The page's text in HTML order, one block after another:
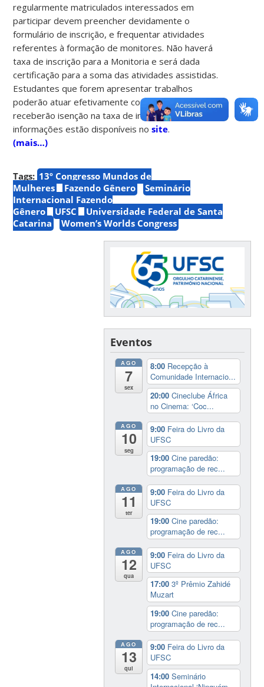
regularmente matriculados interessados em
participar devem preencher devidamente o
formulário de inscrição, e frequentar atividades
referentes à formação de monitores. Não haverá
taxa de inscrição para a Monitoria e será dada
certificação para a soma das atividades assistidas.
Estudantes que forem apresentar trabalhos
poderão atuar efetivamente como monitores, e
receberão isenção na taxa de inscrição. Mais
informações estão disponíveis nosite.
(mais…)
Tags: 13º Congresso Mundos de
Mulheres
Fazendo Gênero
Seminário
Internacional Fazendo
Gênero
UFSC
Universidade Federal de Santa
Catarina
Women’s Worlds Congress
Eventos
AGO
7
sex
8:00 Recepção à
Comunidade Internacio...
20:00Cineclube África
no Cinema: ‘Coc...
AGO
10
seg
9:00 Feira do Livro da
UFSC
19:00Cine paredão:
programação de rec...
AGO
11
ter
9:00 Feira do Livro da
UFSC
19:00Cine paredão:
programação de rec...
AGO
12
qua
9:00 Feira do Livro da
UFSC
17:003º Prêmio Zahidé
Muzart
19:00Cine paredão:
programação de rec...
AGO
13
qui
9:00 Feira do Livro da
UFSC
14:00Seminário